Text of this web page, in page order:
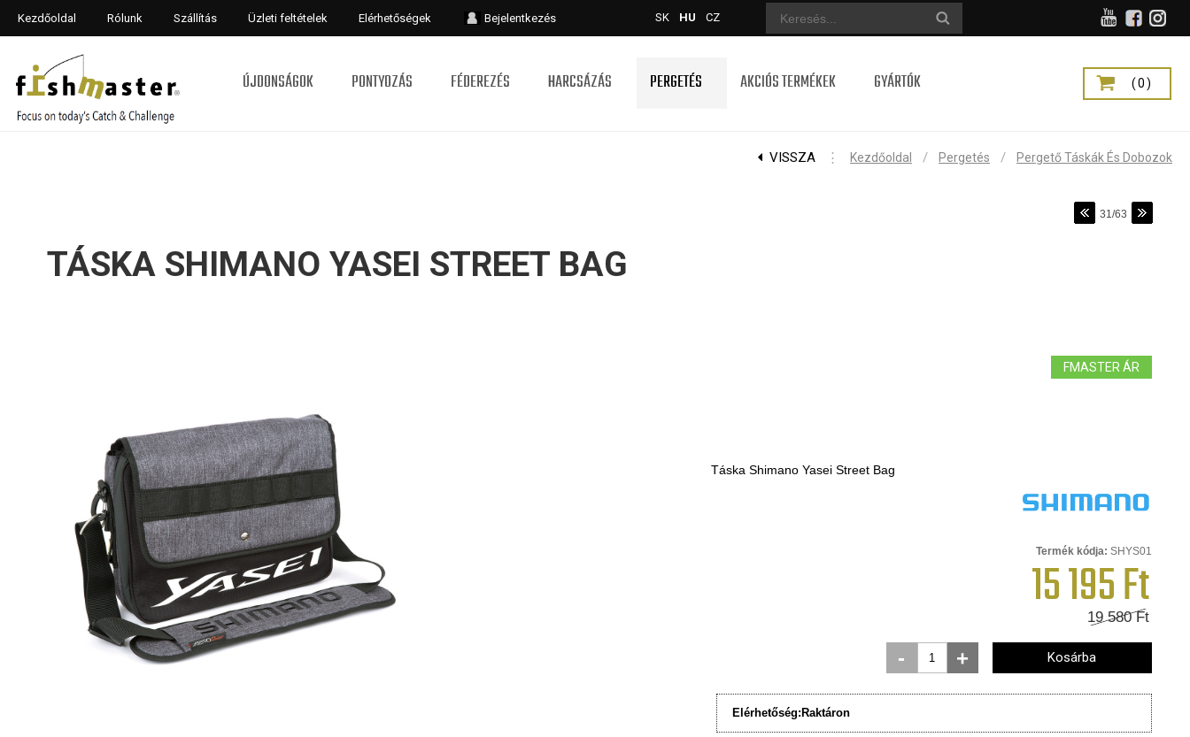
SK HU CZ
Kezdőoldal Rólunk Szállítás Üzleti feltételek Elérhetőségek Bejelentkezés
ÚJDONSÁGOK PONTYOZÁS FÉDEREZÉS HARCSÁZÁS PERGETÉS AKCIÓS TERMÉKEK GYÁRTÓK (0)
VISSZA ⋮ Kezdőoldal / Pergetés / Pergető Táskák És Dobozok
31/63
TÁSKA SHIMANO YASEI STREET BAG
FMASTER ÁR
Táska Shimano Yasei Street Bag
Termék kódja: SHYS01
15 195Ft
19 580Ft
- + Kosárba
Elérhetőség: Raktáron